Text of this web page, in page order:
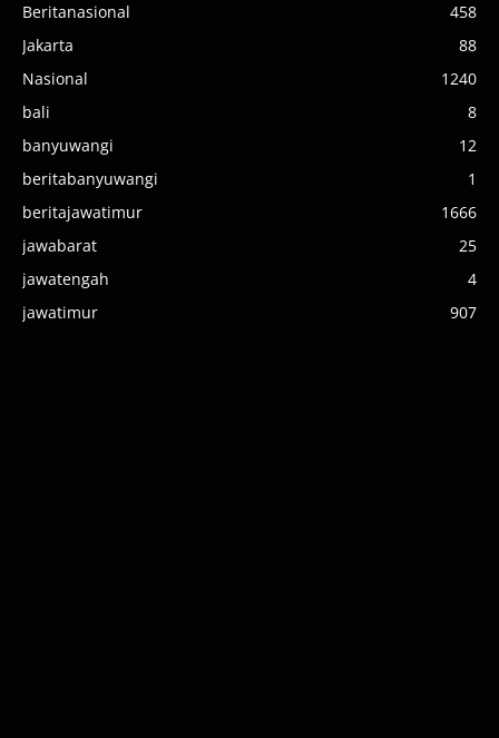
Beritanasional
458
Jakarta
88
Nasional
1240
bali
8
banyuwangi
12
beritabanyuwangi
1
beritajawatimur
1666
jawabarat
25
jawatengah
4
jawatimur
907